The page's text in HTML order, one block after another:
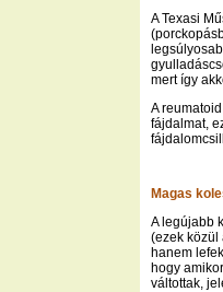
A Texasi
mert így
A
fájdalmat,
Magas
A legújabb
(ezek közül
hanem
hogy
váltottak,